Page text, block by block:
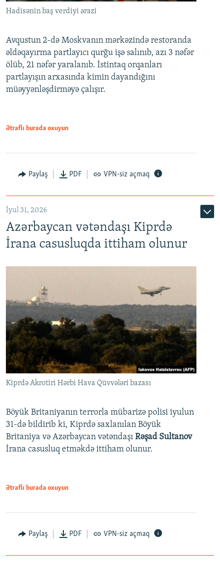
Hadisənin baş verdiyi ərazi
Avqustun 2-də Moskvanın mərkəzində restoranda
əldəqayırma partlayıcı qurğu işə salınıb, azı 3 nəfər
ölüb, 21 nəfər yaralanıb. İstintaq orqanları
partlayışın arxasında kimin dayandığını
müəyyənləşdirməyə çalışır.
Ətraflı burada oxuyun
Paylaş PDF VPN-siz açmaq
İyul 31, 2026
Azərbaycan vətəndaşı Kiprdə
İrana casusluqda ittiham olunur
Kiprdə Akrotiri Hərbi Hava Qüvvələri bazası
Böyük Britaniyanın terrorla mübarizə polisi iyulun
31-də bildirib ki, Kiprdə saxlanılan Böyük
Britaniya və Azərbaycan vətəndaşı Rəşad Sultanov
İrana casusluq etməkdə ittiham olunur.
Ətraflı burada oxuyun
Paylaş PDF VPN-siz açmaq